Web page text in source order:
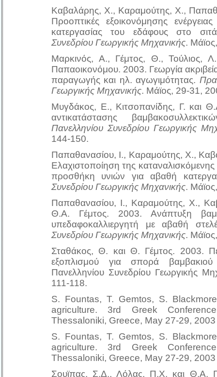
Καβαλάρης, Χ., Καραμούτης, Χ.,
Προοπτικές εξοικονόμησης
κατεργασίας του εδάφους στο
Συνεδρίου Γεωργικής Μηχανικής.
Μαρκινός, Α., Γέμτος, Θ., Τούλιος,
Παπαοικονόμου. 2003. Γεωργία
παραγωγής και ηλ. αγωγιμότητας.
Γεωργικής Μηχανικής. Μάϊος, 29-31,
Μυγδάκος, Ε., Κιτσοπανίδης, Γ. και
αντικατάστασης
Πανελληνίου Συνεδρίου Γεωργικής
144-150.
Παπαθανασίου, Ι., Καραμούτης, Χ.,
Ελαχιστοποίηση της
προσθήκη υνιών για αβαθή
Συνεδρίου Γεωργικής Μηχανικής.
Παπαθανασίου, Ι., Καραμούτης, Χ.,
Θ.Α. Γέμτος. 2003. Ανάπτυξη
υπεδαφοκαλλιεργητή με αβαθή
Συνεδρίου Γεωργικής Μηχανικής.
Σταθάκος, Θ. και Θ. Γέμτος. 2003.
εξοπλισμού για σπορά
Πανελληνίου Συνεδρίου Γεωργικής
111-118.
S. Fountas, T. Gemtos, S.
agriculture. 3rd Greek
Thessaloniki, Greece, May 27-29, 2003
S. Fountas, T. Gemtos, S.
agriculture. 3rd Greek
Thessaloniki, Greece, May 27-29, 2003
Σουϊπας, Σ.Δ., Λόλας, Π.Χ. και Θ.Α.